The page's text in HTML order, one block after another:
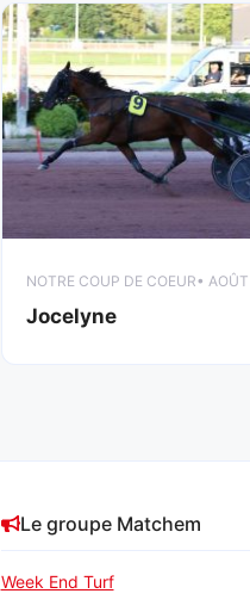
NOTRE COUP DE COEUR•
Jocelyne
Le groupe Matchem
Week End Turf